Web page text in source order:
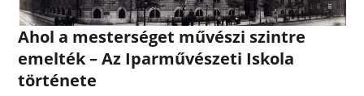
Ahol a mesterséget művészi szintre
emelték – Az Iparművészeti Iskola
története